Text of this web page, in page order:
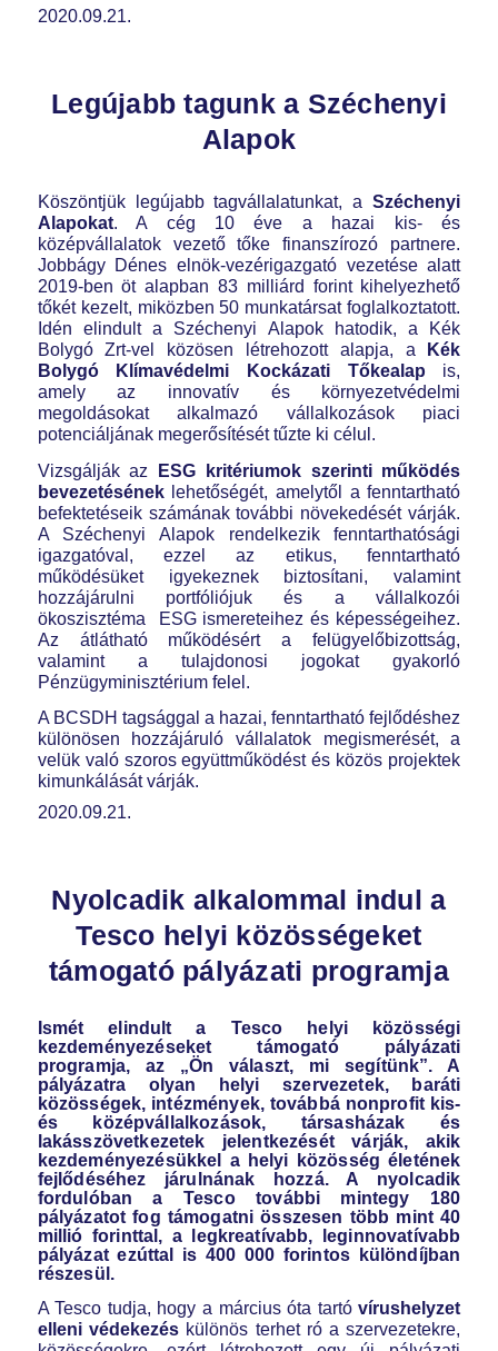
2020.09.21.
Legújabb tagunk a Széchenyi
Alapok
Köszöntjük legújabb tagvállalatunkat, aSzéchenyi
Alapokat. A cég 10 éve a hazai kis- és
középvállalatok vezető tőke finanszírozó partnere.
Jobbágy Dénes elnök-vezérigazgató vezetése alatt
2019-ben öt alapban 83 milliárd forint kihelyezhető
tőkét kezelt, miközben 50 munkatársat foglalkoztatott.
Idén elindult a Széchenyi Alapok hatodik, a Kék
Bolygó Zrt-vel közösen létrehozott alapja, a
Kék
Bolygó Klímavédelmi Kockázati Tőkealap is,
amely az innovatív és környezetvédelmi
megoldásokat alkalmazó vállalkozások piaci
potenciáljának megerősítését tűzte ki célul.
Vizsgálják az
ESG kritériumok szerinti működés
bevezetéséneklehetőségét, amelytől a fenntartható
befektetéseik számának további növekedését várják.
A Széchenyi Alapok rendelkezik fenntarthatósági
igazgatóval, ezzel az etikus, fenntartható
működésüket igyekeznek biztosítani, valamint
hozzájárulni portfóliójuk és a vállalkozói
ökoszisztéma ESG ismereteihez és képességeihez.
Az átlátható működésért a felügyelőbizottság,
valamint a tulajdonosi jogokat gyakorló
Pénzügyminisztérium felel.
A BCSDH tagsággal a hazai, fenntartható fejlődéshez
különösen hozzájáruló vállalatok megismerését, a
velük való szoros együttműködést és közös projektek
kimunkálását várják.
2020.09.21.
Nyolcadik alkalommal indul a
Tesco helyi közösségeket
támogató pályázati programja
Ismét elindult a Tesco helyi közösségi
kezdeményezéseket támogató pályázati
programja, az „Ön választ, mi segítünk”. A
pályázatra olyan helyi szervezetek, baráti
közösségek, intézmények, továbbá nonprofit kis-
és középvállalkozások, társasházak és
lakásszövetkezetek jelentkezését várják, akik
kezdeményezésükkel a helyi közösség életének
fejlődéséhez járulnának hozzá. A nyolcadik
fordulóban a Tesco további mintegy 180
pályázatot fog támogatni összesen több mint 40
millió forinttal, a legkreatívabb, leginnovatívabb
pályázat ezúttal is 400 000 forintos különdíjban
részesül.
A Tesco tudja, hogy a március óta tartóvírushelyzet
elleni védekezéskülönös terhet ró a szervezetekre,